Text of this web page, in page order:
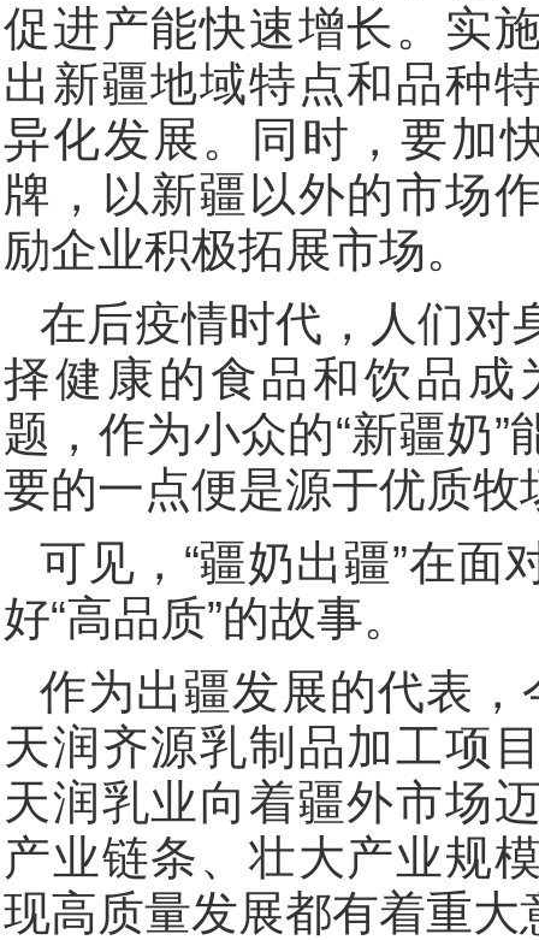
促进产能快速增长。实
出新疆地域特点和品种
异化发展。同时，要加
牌，以新疆以外的市场
励企业积极拓展市场。
在后疫情时代，人们对
择健康的食品和饮品
题，作为小众的“新疆奶
要的一点便是源于优质
可见，“疆奶出疆”在面
好“高品质”的故事。
作为出疆发展的代表
天润齐源乳制品加工项
天润乳业向着疆外市场
产业链条、壮大产业规
现高质量发展都有着重大